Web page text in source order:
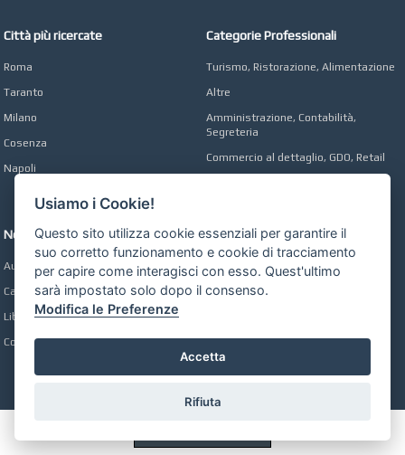
Città più ricercate
Roma
Taranto
Milano
Cosenza
Napoli
Categorie Professionali
Turismo, Ristorazione, Alimentazione
Altre
Amministrazione, Contabilità,
Segreteria
Commercio al dettaglio, GDO, Retail
Network
Automobili Online
Case Online
Libri Online
Compravendita
Usiamo i Cookie!
Questo sito utilizza cookie essenziali per garantire il
suo corretto funzionamento e cookie di tracciamento
per capire come interagisci con esso. Quest'ultimo
sarà impostato solo dopo il consenso.
Modifica le Preferenze
Accetta
Rifiuta